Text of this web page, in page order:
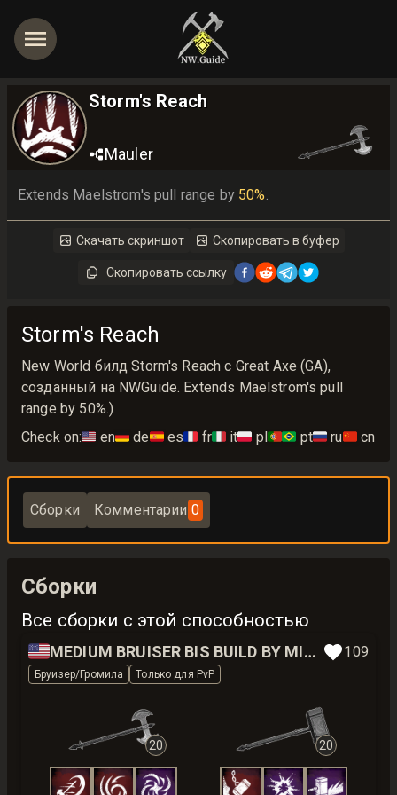
Storm's Reach
Mauler
Extends Maelstrom's pull range by 50%.
Скачать скриншот Скопировать в буфер
Скопировать ссылку
Storm's Reach
New World билд Storm's Reach с Great Axe (GA),
созданный на NWGuide. Extends Maelstrom's pull
range by 50%.)
Check on:🇺🇸 en🇩🇪 de🇪🇸 es🇫🇷 fr🇮🇹 it🇵🇱 pl🇵🇹🇧🇷 pt🇷🇺 ru🇨🇳 cn
Сборки Комментарии 0
Сборки
Все сборки с этой способностью
🇺🇸 MEDIUM BRUISER BIS BUILD BY MIKARS 109
Бруизер/Громила Только для PvP
20 20